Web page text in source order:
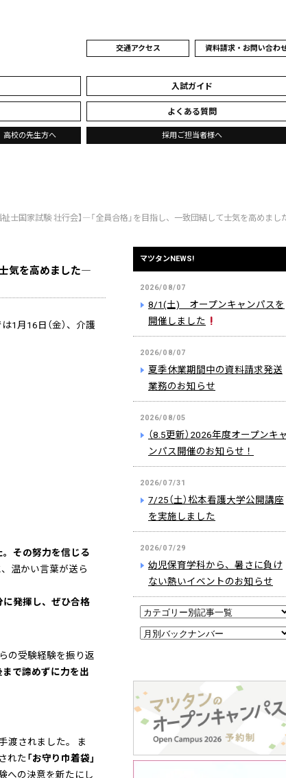
交通アクセス 資料請求・お問い合わ
入試ガイド
よくある質問
高校の先生方へ 採用ご担当者様へ
士国家試験 壮行会】―「全員合格」を目指し、一致団結して士気を高めまし
士気を高めました―
1月16日（金）、介護
。その努力を信じる
、温かい言葉が送ら
に発揮し、ぜひ合格
の受験経験を振り返
で諦めずに力を出
渡されました。 ま
れた「お守り巾着袋」
への決意を新たにし
マツタンNEWS!
2026/08/07
8/1(土) オープンキャンパスを
開催しました
2026/08/07
夏季休業期間中の資料請求発送
業務のお知らせ
2026/08/05
（8.5更新）2026年度オープンキャ
ンパス開催のお知らせ！
2026/07/31
7/25（土）松本看護大学公開講座
を実施しました
2026/07/29
幼児保育学科から、暑さに負け
ない熱いイベントのお知らせ